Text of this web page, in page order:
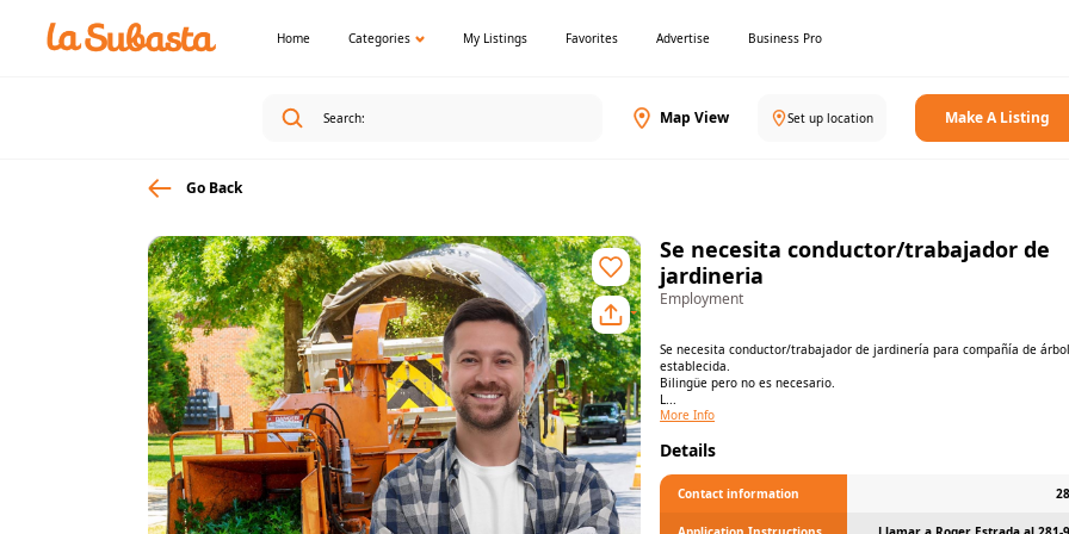
Home Categories My Listings Favorites Advertise Business Pro
Map View Set up location Make A Listing
Go Back
Se necesita conductor/trabajador de
jardineria
Employment
Se necesita conductor/trabajador de jardinería para compañía de
establecida.
Bilingüe pero no es necesario.
L...
More Info
Details
Contact information